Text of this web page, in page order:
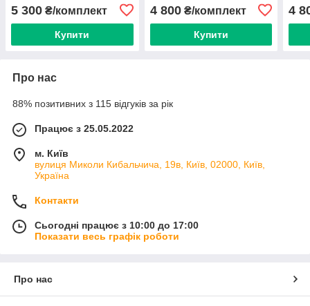
5 300 ₴/комплект
Купити
4 800₴/комплект
Купити
4
Про нас
88% позитивних з 115 відгуків за рік
Працює з 25.05.2022
м. Київ
вулиця Миколи Кибальчича, 19в, Київ, 02000, Київ,
Україна
Контакти
Сьогодні працює з 10:00 до 17:00
Показати весь графік роботи
Про нас